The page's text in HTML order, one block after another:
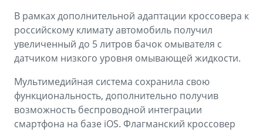
В рамках дополнительной адаптации кроссовера к
российскому климату автомобиль получил
увеличенный до 5 литров бачок омывателя с
датчиком низкого уровня омывающей жидкости.
Мультимедийная система сохранила свою
функциональность, дополнительно получив
возможность беспроводной интеграции
смартфона на базе iOS. Флагманский кроссовер